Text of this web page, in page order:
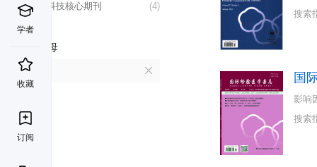
学者
收藏
订阅
(4)
中国科技核心期刊
首字母
搜索
国
影响
搜索